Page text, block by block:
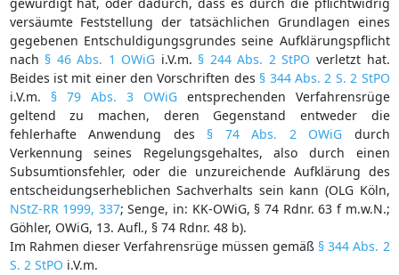
versäumte Feststellung der tatsächlichen Grundlagen eines
gegebenen Entschuldigungsgrundes seine Aufklärungspflicht
nach § 46 Abs. 1 OWiG i.V.m. § 244 Abs. 2 StPO verletzt hat.
Beides ist mit einer den Vorschriften des § 344 Abs. 2 S. 2 StPO
i.V.m. § 79 Abs. 3 OWiGentsprechenden Verfahrensrüge
geltend zu machen, deren Gegenstand entweder die
fehlerhafte Anwendung des § 74 Abs. 2 OWiG durch
Verkennung seines Regelungsgehaltes, also durch einen
Subsumtionsfehler, oder die unzureichende Aufklärung des
entscheidungserheblichen Sachverhalts sein kann (OLG Köln,
NStZ-RR 1999, 337; Senge, in: KK-OWiG, § 74 Rdnr. 63 f m.w.N.;
Göhler, OWiG, 13. Aufl., § 74 Rdnr. 48 b).
Im Rahmen dieser Verfahrensrüge müssen gemäß § 344 Abs. 2
S. 2 StPO i.V.m.